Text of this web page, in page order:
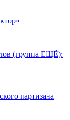
(группа ЕЩЁ):
партизана